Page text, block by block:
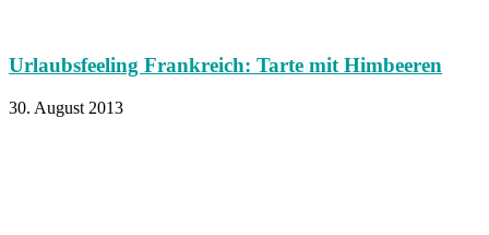
Urlaubsfeeling Frankreich: Tarte mit Himbeeren
30. August 2013